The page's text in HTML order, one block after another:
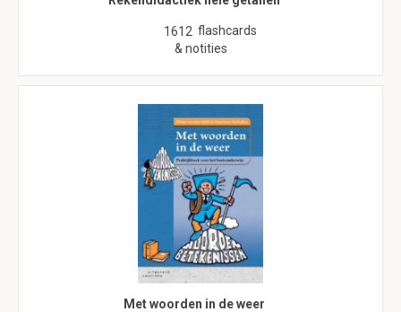
1612 flashcards
& notities
Met woorden in de weer